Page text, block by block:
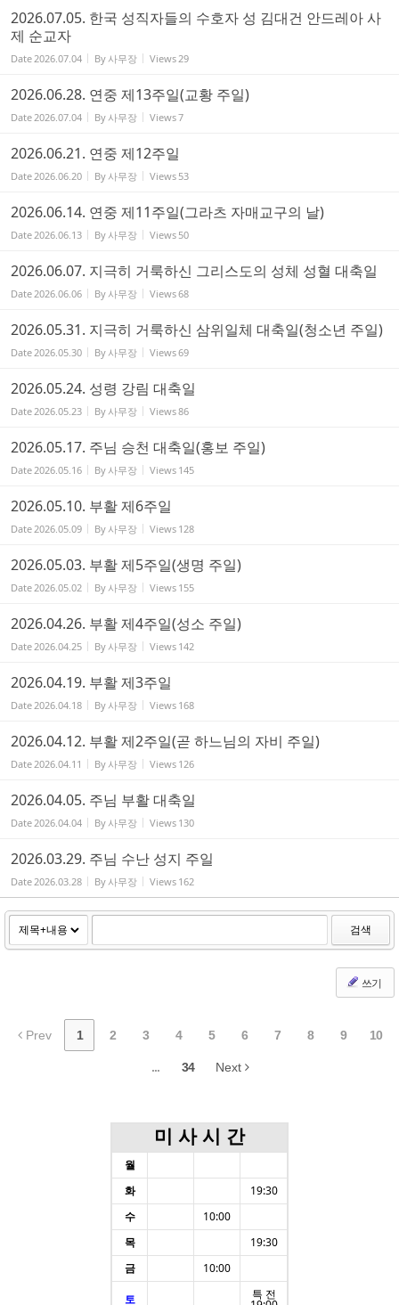
2026.07.05. 한국 성직자들의 수호자 성 김대건 안드레아 사
제 순교자
Date2026.07.04 By 사무장 Views29
2026.06.28. 연중 제13주일(교황 주일)
Date2026.07.04 By 사무장 Views7
2026.06.21. 연중 제12주일
Date2026.06.20 By 사무장 Views 53
2026.06.14. 연중 제11주일(그라츠 자매교구의 날)
Date2026.06.13 By 사무장 Views 50
2026.06.07. 지극히 거룩하신 그리스도의 성체 성혈 대축일
Date2026.06.06 By 사무장 Views68
2026.05.31. 지극히 거룩하신 삼위일체 대축일(청소년 주일)
Date2026.05.30 By 사무장 Views69
2026.05.24. 성령 강림 대축일
Date2026.05.23 By 사무장 Views86
2026.05.17. 주님 승천 대축일(홍보 주일)
Date2026.05.16 By 사무장 Views 145
2026.05.10. 부활 제6주일
Date2026.05.09 By 사무장 Views 128
2026.05.03. 부활 제5주일(생명 주일)
Date2026.05.02 By 사무장 Views 155
2026.04.26. 부활 제4주일(성소 주일)
Date2026.04.25 By 사무장 Views 142
2026.04.19. 부활 제3주일
Date2026.04.18 By 사무장 Views 168
2026.04.12. 부활 제2주일(곧 하느님의 자비 주일)
Date2026.04.11 By 사무장 Views 126
2026.04.05. 주님 부활 대축일
Date2026.04.04 By 사무장 Views 130
2026.03.29. 주님 수난 성지 주일
Date2026.03.28 By 사무장 Views 162
검색
쓰기
Prev 1 2 3 4 5 6 7 8 9 10
... 34 Next
미 사 시 간
월
화
19:30
수
10:00
목
19:30
금
10:00
토 특 전